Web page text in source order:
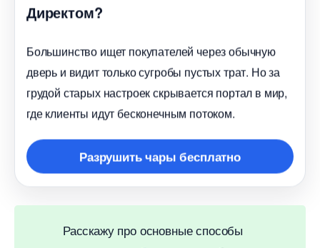
Директом?
Большинство ищет покупателей через обычную
дверь и видит только сугробы пустых трат. Но за
рудой старых настроек скрывается портал в мир,
де клиенты идут бесконечным потоком.
Разрушить чары бесплатно
Расскажу про основные способы